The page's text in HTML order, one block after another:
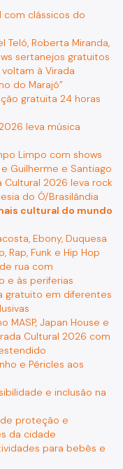
com clássicos do
Teló, Roberta Miranda,
sertanejos gratuitos
à Virada
do Marajó”
gratuita 24 horas
leva música
Limpo com shows
Guilherme e Santiago
Cultural 2026 leva rock
do Ó/Brasilândia
cultural do mundo
Ebony, Duquesa
Rap, Funk e Hip Hop
rua com
e às periferias
gratuito em diferentes
MASP, Japan House e
Cultural 2026 com
e Péricles aos
e inclusão na
proteção e
da cidade
para bebês e